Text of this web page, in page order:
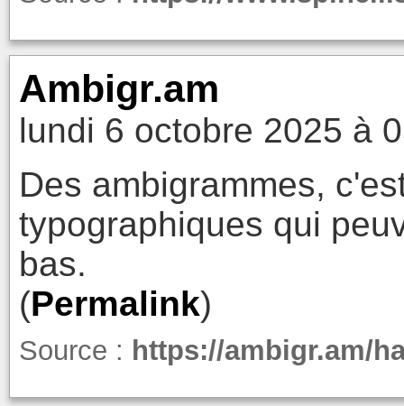
Ambigr.am
lundi 6 octobre 2025 à
Des ambigrammes,
typographiques qui
bas.
(Permalink)
Source : https://ambigr.am/